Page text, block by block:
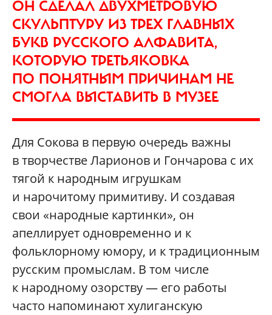
ОН СДЕЛАЛ ДВУХМЕТРОВУЮ
СКУЛЬПТУРУ ИЗ ТРЕХ ГЛАВНЫХ
БУКВ РУССКОГО АЛФАВИТА,
КОТОРУЮ ТРЕТЬЯКОВКА
ПО ПОНЯТНЫМ ПРИЧИНАМ НЕ
СМОГЛА ВЫСТАВИТЬ В МУЗЕЕ
Для Сокова в первую очередь важны
в творчестве Ларионов и Гончарова с их
тягой к народным игрушкам
и нарочитому примитиву. И создавая
свои «народные картинки», он
апеллирует одновременно и к
фольклорному юмору, и к традиционным
русским промыслам. В том числе
к народному озорству — его работы
часто напоминают хулиганскую